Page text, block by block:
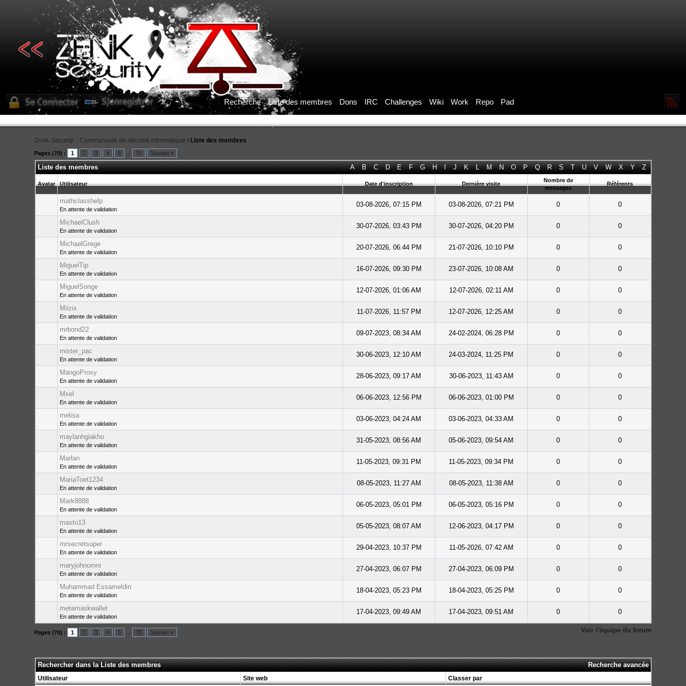
Recherche Liste des membres Dons IRC Challenges Wiki Work Repo Pad
ZenK-Security :: Communauté de sécurité informatique / Liste des membres
Pages (70) : 1 2 3 4 5 70 Suivant »
A B C D E F G H I J K L M N O P Q R S T U V W X Y Z
Liste des membres
Avatar Utilisateur Date d'inscription Dernière visite
Nombre de
messages
Référents
mathclasshelp
En attente de validation
03-08-2026, 07:15 PM 03-08-2026, 07:21 PM 0 0
MichaelClush
En attente de validation
30-07-2026, 03:43 PM 30-07-2026, 04:20 PM 0 0
MichaelGrege
En attente de validation
20-07-2026, 06:44 PM 21-07-2026, 10:10 PM 0 0
MiguelTip
En attente de validation
16-07-2026, 09:30 PM 23-07-2026, 10:08 AM 0 0
MiguelSonge
En attente de validation
12-07-2026, 01:06 AM 12-07-2026, 02:11 AM 0 0
Miizix
En attente de validation
11-07-2026, 11:57 PM 12-07-2026, 12:25 AM 0 0
mrbond22
En attente de validation
09-07-2023, 08:34 AM 24-02-2024, 06:28 PM 0 0
mister_pac
En attente de validation
30-06-2023, 12:10 AM 24-03-2024, 11:25 PM 0 0
MangoProxy
En attente de validation
28-06-2023, 09:17 AM 30-06-2023, 11:43 AM 0 0
Mxel
En attente de validation
06-06-2023, 12:56 PM 06-06-2023, 01:00 PM 0 0
melisa
En attente de validation
03-06-2023, 04:24 AM 03-06-2023, 04:33 AM 0 0
maylanhgiakho
En attente de validation
31-05-2023, 08:56 AM 05-06-2023, 09:54 AM 0 0
Marlan
En attente de validation
11-05-2023, 09:31 PM 11-05-2023, 09:34 PM 0 0
MariaToet1234
En attente de validation
08-05-2023, 11:27 AM 08-05-2023, 11:38 AM 0 0
Mark8888
En attente de validation
06-05-2023, 05:01 PM 06-05-2023, 05:16 PM 0 0
masto13
En attente de validation
05-05-2023, 08:07 AM 12-06-2023, 04:17 PM 0 0
mrsecretsuper
En attente de validation
29-04-2023, 10:37 PM 11-05-2026, 07:42 AM 0 0
maryjohnomni
En attente de validation
27-04-2023, 06:07 PM 27-04-2023, 06:09 PM 0 0
Muhammad Essameldin
En attente de validation
18-04-2023, 05:23 PM 18-04-2023, 05:25 PM 0 0
metamaskwallet
En attente de validation
17-04-2023, 09:49 AM 17-04-2023, 09:51 AM 0 0
Voir l'équipe du forum
Pages (70) : 1 2 3 4 5 70 Suivant »
Recherche avancée
Rechercher dans la Liste des membres
Utilisateur Site web Classer par